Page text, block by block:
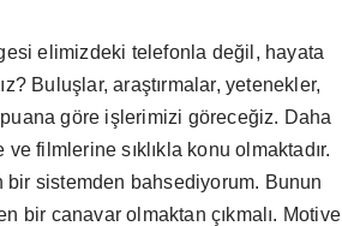
elimizdeki telefonla değil, hayata
Buluşlar, araştırmalar, yetenekler,
göre işlerimizi göreceğiz. Daha
filmlerine sıklıkla konu olmaktadır.
bir sistemden bahsediyorum. Bunun
bir canavar olmaktan çıkmalı. Motive